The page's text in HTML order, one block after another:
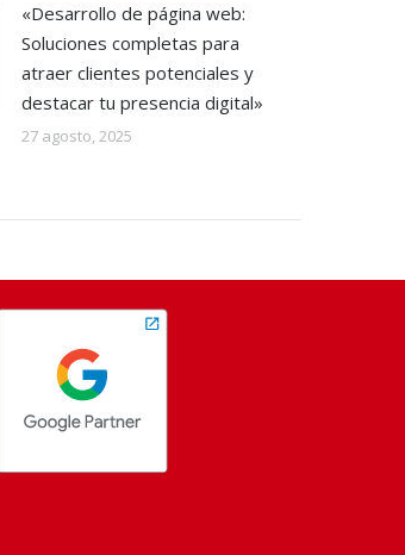
«Desarrollo de página web:
Soluciones completas para
atraer clientes potenciales y
destacar tu presencia digital»
27 agosto, 2025